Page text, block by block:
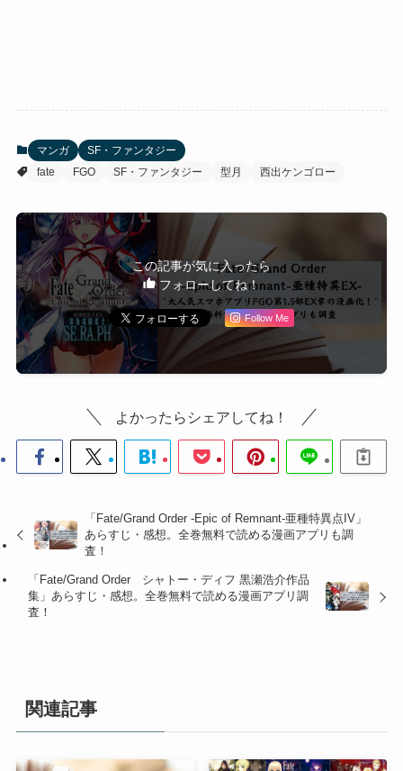
マンガ
SF・ファンタジー
fate
FGO SF・ファンタジー 型月 西出ケンゴロー
この記事が気に入ったら
フォローしてね！
Follow Me
よかったらシェアしてね！
「Fate/Grand Order -Epic of Remnant-亜種特異点IV」
あらすじ・感想。全巻無料で読める漫画アプリも調
査！
「Fate/Grand Order シャトー・ディフ 黒瀬浩介作品
集」あらすじ・感想。全巻無料で読める漫画アプリ調
査！
関連記事